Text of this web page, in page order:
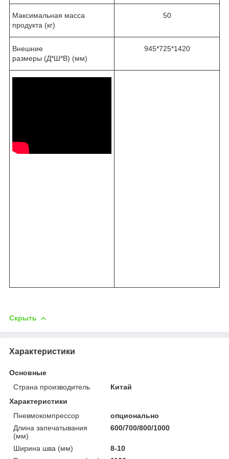
Максимальная масса
продукта (кг)
50
Внешние
размеры (Д*Ш*В) (мм)
945*725*1420
Скрыть
Характеристики
Основные
Страна производитель
Китай
Характеристики
Пневмокомпрессор
опционально
Длина запечатывания
(мм)
600/700/800/1000
Ширина шва (мм)
8-10